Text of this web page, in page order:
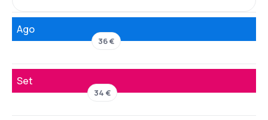
Ago
36 €
Set
34 €